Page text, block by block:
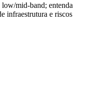
mid‑band; entenda
infraestrutura e riscos